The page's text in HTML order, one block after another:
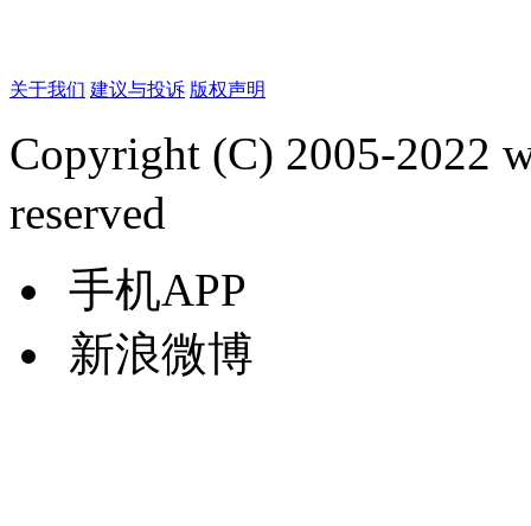
关于我们 建议与投诉 版权声明
Copyright (C) 2005-2022
reserved
手机APP
新浪微博